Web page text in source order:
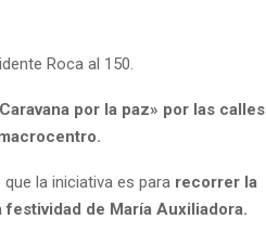
Roca al 150.
por la paz» por las calles
que la iniciativa es para recorrer la
de María Auxiliadora.